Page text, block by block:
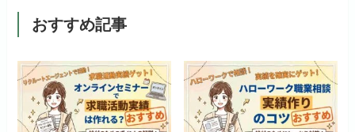
おすすめ記事